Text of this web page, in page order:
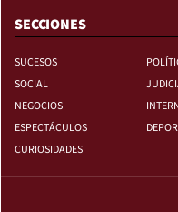
SECCIONES
SUCESOS
SOCIAL
NEGOCIOS
ESPECTÁCULOS
CURIOSIDADES